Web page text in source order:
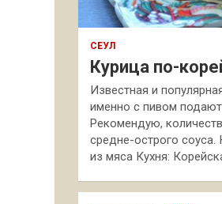
СЕУЛ
Курица по-
Известная и
именно с пивом
Рекомендую,
средне-острого соуса.
из мяса Кухня: